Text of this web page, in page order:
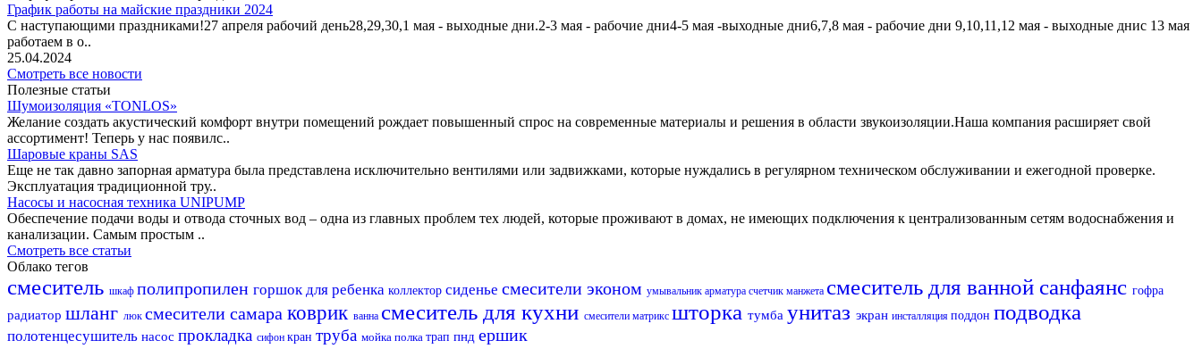
График работы на майские праздники 2024
С наступающими праздниками!27 апреля рабочий день28,29,30,1 мая - выходные дни.2-3 мая - рабочие дни4-5 мая -выходные дни6,7,8 мая - рабочие дни 9,10,11,12 мая - выходные днис 13 мая
работаем в о..
25.04.2024
Смотреть все новости
Полезные статьи
Шумоизоляция «TONLOS»
Желание создать акустический комфорт внутри помещений рождает повышенный спрос на современные материалы и решения в области звукоизоляции.Наша компания расширяет свой
ассортимент! Теперь у нас появилс..
Шаровые краны SAS
Еще не так давно запорная арматура была представлена исключительно вентилями или задвижками, которые нуждались в регулярном техническом обслуживании и ежегодной проверке.
Эксплуатация традиционной тру..
Насосы и насосная техника UNIPUMP
Обеспечение подачи воды и отвода сточных вод – одна из главных проблем тех людей, которые проживают в домах, не имеющих подключения к централизованным сетям водоснабжения и
канализации. Самым простым ..
Смотреть все статьи
Облако тегов
смеситель шкаф полипропилен горшок для ребенка коллектор сиденье смесители эконом умывальник арматура счетчик манжета смеситель для ванной санфаянс гофра
радиатор шланг люк смесители самара коврик ванна смеситель для кухни смесители матрикс шторка тумба унитаз экран инсталляция поддон подводка
полотенцесушитель насос прокладка сифон кран труба мойка полка трап пнд ершик